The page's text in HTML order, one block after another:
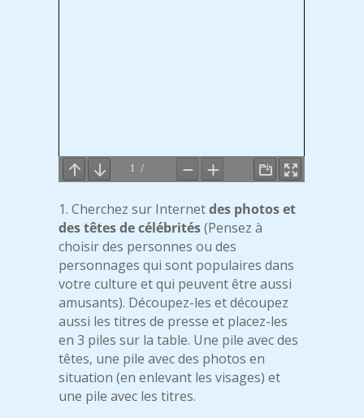
1. Cherchez sur Internetdes photos et
des têtes de célébrités(Pensez à
choisir des personnes ou des
personnages qui sont populaires dans
votre culture et qui peuvent être aussi
amusants). Découpez-les et découpez
aussi les titres de presse et placez-les
en 3 piles sur la table. Une pile avec des
têtes, une pile avec des photos en
situation (en enlevant les visages) et
une pile avec les titres.